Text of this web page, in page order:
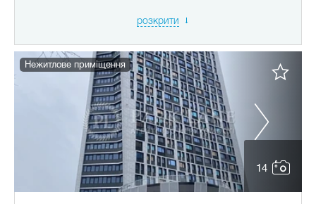
розкрити
14
Нежитлове приміщення